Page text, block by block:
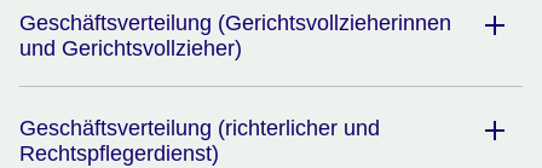
Geschäftsverteilung (Gerichtsvollzieherinnen
und Gerichtsvollzieher)
Geschäftsverteilung (richterlicher und
Rechtspflegerdienst)